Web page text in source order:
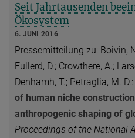
Seit Jahrtausenden
Ökosystem
6. JUNI 2016
Pressemitteilung zu: Boivin,
Fullerd, D.; Crowthere, A.;
Denhamh, T.; Petraglia, M. D.:
of human niche
anthropogenic shaping of
Proceedings of the National